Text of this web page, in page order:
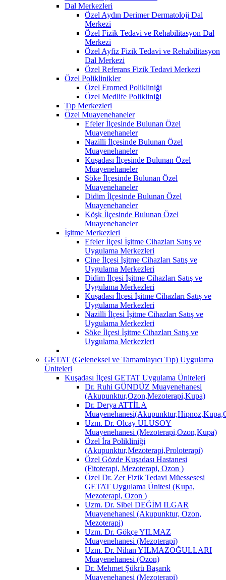
Dal Merkezleri
Özel Aydın Derimer Dermatoloji Dal
Merkezi
Özel Fizik Tedavi ve Rehabilitasyon Dal
Merkezi
Özel Ayfiz Fizik Tedavi ve Rehabilitasyon
Dal Merkezi
Özel Referans Fizik Tedavi Merkezi
Özel Poliklinikler
Özel Eromed Polikliniği
Özel Medlife Polikliniği
Tıp Merkezleri
Özel Muayenehaneler
Efeler İlçesinde Bulunan Özel
Muayenehaneler
Nazilli İlçesinde Bulunan Özel
Muayenehaneler
Kuşadası İlçesinde Bulunan Özel
Muayenehaneler
Söke İlçesinde Bulunan Özel
Muayenehaneler
Didim İlçesinde Bulunan Özel
Muayenehaneler
Köşk İlçesinde Bulunan Özel
Muayenehaneler
İşitme Merkezleri
Efeler İlçesi İşitme Cihazları Satış ve
Uygulama Merkezleri
Çine İlçesi İşitme Cihazları Satış ve
Uygulama Merkezleri
Didim İlçesi İşitme Cihazları Satış ve
Uygulama Merkezleri
Kuşadası İlçesi İşitme Cihazları Satış ve
Uygulama Merkezleri
Nazilli İlçesi İşitme Cihazları Satış ve
Uygulama Merkezleri
Söke İlçesi İşitme Cihazları Satış ve
Uygulama Merkezleri
GETAT (Geleneksel ve Tamamlayıcı Tıp) Uygulama
Üniteleri
Kuşadası İlçesi GETAT Uygulama Üniteleri
Dr. Ruhi GÜNDÜZ Muayenehanesi
(Akupunktur,Ozon,Mezoterapi,Kupa)
Dr. Derya ATTİLA
Uzm. Dr. Olcay ULUSOY
Muayenehanesi (Mezoterapi,Ozon,Kupa)
Özel İra Polikliniği
(Akupunktur,Mezoterapi,Proloterapi)
Özel Gözde Kuşadası Hastanesi
(Fitoterapi, Mezoterapi, Ozon )
Özel Dr. Zer Fizik Tedavi Müessesesi
GETAT Uygulama Ünitesi (Kupa,
Mezoterapi, Ozon )
Uzm. Dr. Sibel DEĞİM ILGAR
Muayenehanesi (Akupunktur, Ozon,
Mezoterapi)
Uzm. Dr. Gökçe YILMAZ
Muayenehanesi (Mezoterapi)
Uzm. Dr. Nihan YILMAZOĞULLARI
Muayenehanesi (Ozon)
Dr. Mehmet Şükrü Başarık
Muayenehanesi (Mezoterapi)